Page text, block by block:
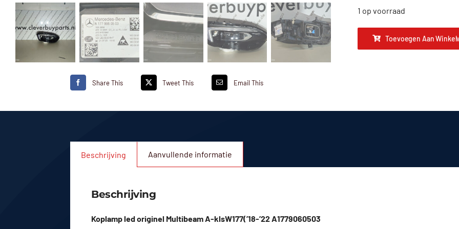
Share This Tweet This Email This
1 op voorraad
Toevoegen Aan
Beschrijving Aanvullende informatie
Beschrijving
Koplamp led originel Multibeam A-klsW177(’18-’22 A1779060503